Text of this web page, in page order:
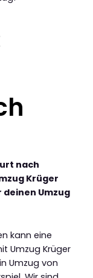
nach
Krüger
Umzug
kann eine
Umzug Krüger
Umzug von